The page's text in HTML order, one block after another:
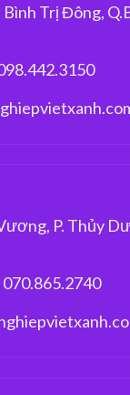
Trị Đông,
P. Thủy